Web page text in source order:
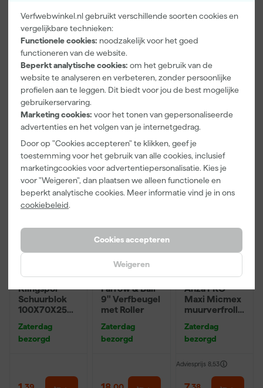
Verfwebwinkel.nl gebruikt verschillende soorten cookies en
vergelijkbare technieken:
Functionele cookies: noodzakelijk voor het goed
functioneren van de website.
Beperkt analytische cookies: om het gebruik van de
website te analyseren en verbeteren, zonder persoonlijke
profielen aan te leggen. Dit biedt voor jou de best mogelijke
gebruikerservaring.
Marketing cookies: voor het tonen van gepersonaliseerde
advertenties en het volgen van je internetgedrag.
Door op "Cookies accepteren" te klikken, geef je
toestemming voor het gebruik van alle cookies, inclusief
marketingcookies voor advertentiepersonalisatie. Kies je
voor "Weigeren", dan plaatsen we alleen functionele en
beperkt analytische cookies. Meer informatie vind je in ons
cookiebeleid.
Cookies accepteren
Weigeren
Paintura
Lucamax
Washi tape -
50mx24mm
Zaterdag
bezorgd
Adviesprijs 6,00
3,99
incl. BTW
Farrow & Ball
F&B
Kleurenwaaie
r
Zaterdag
bezorgd
22,00
incl. BTW
And Go
18cm Roller -
8L + 5
Inzetemmers
en deksel
Zaterdag
bezorgd
10,99
incl. BTW
Klingspor
Schuurblok
100X70X25m
P220
Zaterdag
bezorgd
Farrow & Ball
9" Verfbeugel
met Roller
Zaterdag
bezorgd
Anza PRO
Maxi Micmex
muurverfrolle
Zaterdag
bezorgd
Adviesprijs 8,53